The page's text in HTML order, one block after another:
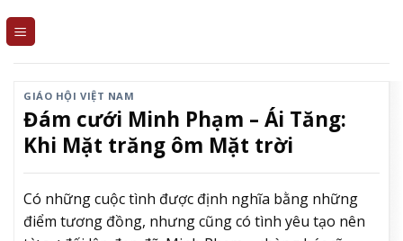
GIÁO HỘI VIỆT NAM
Đám cưới Minh Phạm – Ái Tăng:
Khi Mặt trăng ôm Mặt trời
Có những cuộc tình được định nghĩa bằng những
điểm tương đồng, nhưng cũng có tình yêu tạo nên